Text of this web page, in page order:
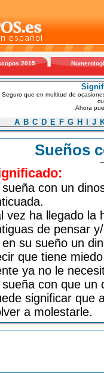
2015
Seguro que en multitud de
Ahora
A B C D E F G H J
Sueños
sueña con un
vez ha llegado la
de pensar
en su sueño un
que tiene
ya no le
sueña con que un
significar que
a molestarle.